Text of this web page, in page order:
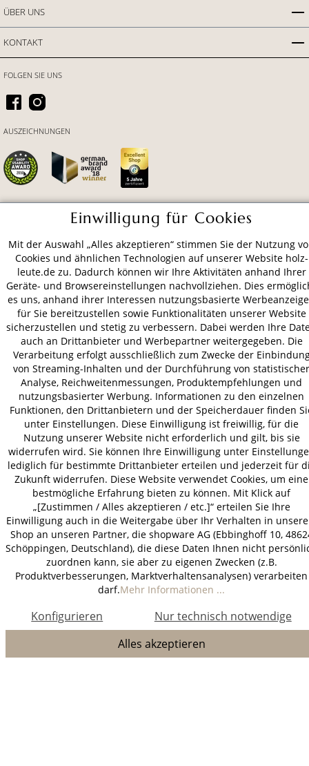
ÜBER UNS
KONTAKT
VERSAND
FOLGEN SIE UNS
AUSZEICHNUNGEN
AGB Datenschutz
Impressum
© 2026 HOLZ-LEUTE
* Alle Preise inkl. gesetzl. Mehrwertsteuer zzgl.Versandkosten.
Einwilligung für Cookies
Mit der Auswahl „Alles akzeptieren“ stimmen Sie der Nutzung
Cookies und ähnlichen Technologien auf unserer Website holz-
leute.de zu. Dadurch können wir Ihre Aktivitäten anhand Ihrer
Geräte- und Browsereinstellungen nachvollziehen. Dies
es uns, anhand ihrer Interessen nutzungsbasierte
für Sie bereitzustellen sowie Funktionalitäten unserer Website
sicherzustellen und stetig zu verbessern. Dabei werden Ihre
auch an Drittanbieter und Werbepartner weitergegeben. Die
Verarbeitung erfolgt ausschließlich zum Zwecke der
von Streaming-Inhalten und der Durchführung von statistischer
Analyse, Reichweitenmessungen, Produktempfehlungen und
nutzungsbasierter Werbung. Informationen zu den einzelnen
Funktionen, den Drittanbietern und der Speicherdauer finden
unter Einstellungen. Diese Einwilligung ist freiwillig, für die
Nutzung unserer Website nicht erforderlich und gilt, bis sie
widerrufen wird. Sie können Ihre Einwilligung unter
lediglich für bestimmte Drittanbieter erteilen und jederzeit für
Zukunft widerrufen. Diese Website verwendet Cookies, um eine
bestmögliche Erfahrung bieten zu können. Mit Klick auf
„[Zustimmen / Alles akzeptieren / etc.]“ erteilen Sie Ihre
Einwilligung auch in die Weitergabe über Ihr Verhalten in
Shop an unseren Partner, die shopware AG (Ebbinghoff 10,
Schöppingen, Deutschland), die diese Daten Ihnen nicht
zuordnen kann, sie aber zu eigenen Zwecken (z.B.
Produktverbesserungen, Marktverhaltensanalysen) verarbeiten
darf.Mehr Informationen ...
Nur technisch notwendige
Konfigurieren
Alles akzeptieren